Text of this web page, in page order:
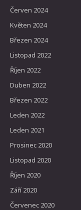
Červen 2024
Květen 2024
Březen 2024
Listopad 2022
Říjen 2022
Duben 2022
Březen 2022
Leden 2022
Leden 2021
Prosinec 2020
Listopad 2020
Říjen 2020
Září 2020
Červenec 2020